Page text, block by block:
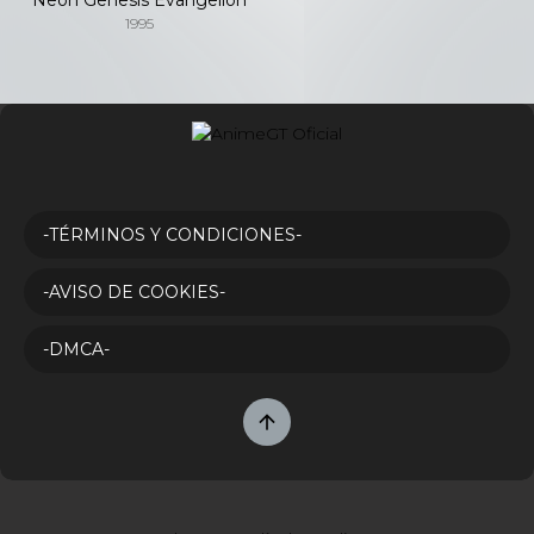
1995
-TÉRMINOS Y CONDICIONES-
-AVISO DE COOKIES-
-DMCA-